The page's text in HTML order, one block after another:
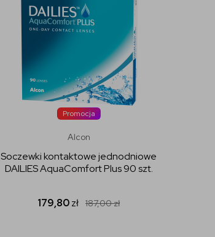
Promocja
Alcon
Soczewki kontaktowe jednodniowe
DAILIES AquaComfort Plus 90 szt.
179,80zł 187,00zł